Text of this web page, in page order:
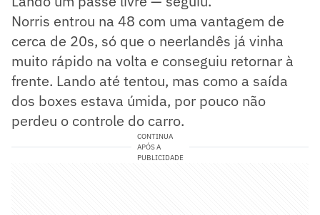
Norris entrou na 48 com uma vantagem de
cerca de 20s, só que o neerlandês já vinha
muito rápido na volta e conseguiu retornar à
frente. Lando até tentou, mas como a saída
dos boxes estava úmida, por pouco não
perdeu o controle do carro.
CONTINUA
APÓS A
PUBLICIDADE